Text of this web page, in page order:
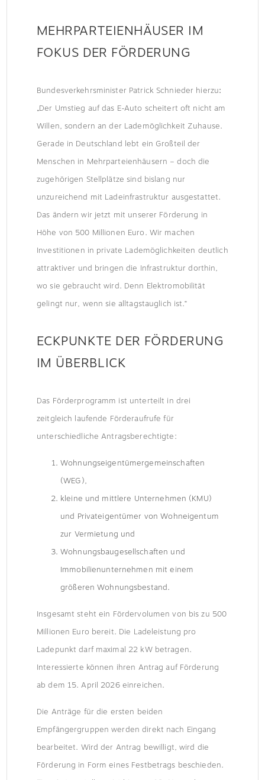
MEHRPARTEIENHÄUSER IM
FOKUS DER FÖRDERUNG
Bundesverkehrsminister Patrick Schnieder hierzu:
„Der Umstieg auf das E-Auto scheitert oft nicht am
Willen, sondern an der Lademöglichkeit Zuhause.
Gerade in Deutschland lebt ein Großteil der
Menschen in Mehrparteienhäusern – doch die
zugehörigen Stellplätze sind bislang nur
unzureichend mit Ladeinfrastruktur ausgestattet.
Das ändern wir jetzt mit unserer Förderung in
Höhe von 500 Millionen Euro. Wir machen
Investitionen in private Lademöglichkeiten deutlich
attraktiver und bringen die Infrastruktur dorthin,
wo sie gebraucht wird. Denn Elektromobilität
gelingt nur, wenn sie alltagstauglich ist.“
ECKPUNKTE DER FÖRDERUNG
IM ÜBERBLICK
Das Förderprogramm ist unterteilt in drei
zeitgleich laufende Förderaufrufe für
unterschiedliche Antragsberechtigte:
Wohnungseigentümergemeinschaften
(WEG),
kleine und mittlere Unternehmen (KMU)
und Privateigentümer von Wohneigentum
zur Vermietung und
Wohnungsbaugesellschaften und
Immobilienunternehmen mit einem
größeren Wohnungsbestand.
Insgesamt steht ein Fördervolumen von bis zu 500
Millionen Euro bereit. Die Ladeleistung pro
Ladepunkt darf maximal 22 kW betragen.
Interessierte können ihren Antrag auf Förderung
ab dem 15. April 2026 einreichen.
Die Anträge für die ersten beiden
Empfängergruppen werden direkt nach Eingang
bearbeitet. Wird der Antrag bewilligt, wird die
Förderung in Form eines Festbetrags beschieden.